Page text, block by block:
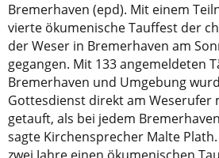
Bremerhaven (epd). Mit einem
vierte ökumenische Tauffest der
der Weser in Bremerhaven am
gegangen. Mit 133 angemeldeten
Bremerhaven und Umgebung
Gottesdienst direkt am Weserufer
getauft, als bei jedem
sagte Kirchensprecher Malte